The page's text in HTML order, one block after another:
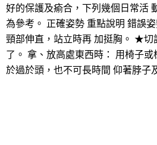
好的保護及瘉合，下列幾個日常活
為參考。 正確姿勢 重點說明 錯誤
頸部伸直，站立時再 加挺胸。 ★切
了。 拿、放高處東西時： 用椅子
於過於頭，也不可長時間 仰著脖子